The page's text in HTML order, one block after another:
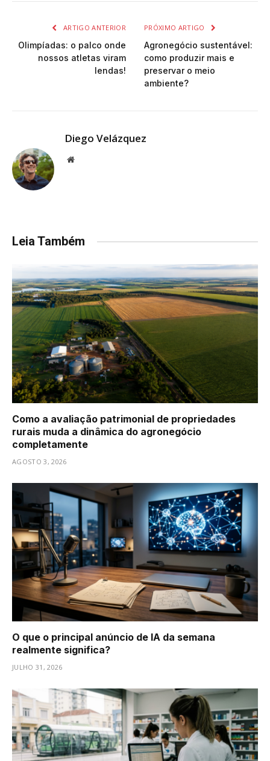
ARTIGO ANTERIOR
Olimpíadas: o palco onde
nossos atletas viram
lendas!
PRÓXIMO ARTIGO
Agronegócio sustentável:
como produzir mais e
preservar o meio
ambiente?
Diego Velázquez
Website
Leia Também
Como a avaliação patrimonial de propriedades
rurais muda a dinâmica do agronegócio
completamente
AGOSTO 3, 2026
O que o principal anúncio de IA da semana
realmente significa?
JULHO 31, 2026